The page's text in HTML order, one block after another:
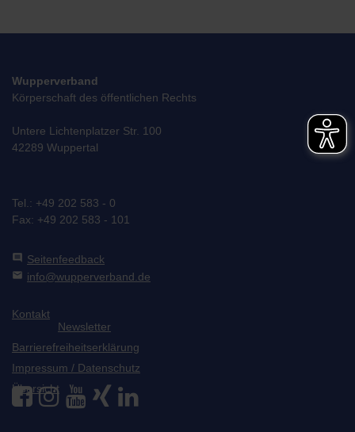
Wupperverband
Körperschaft des öffentlichen Rechts
Untere Lichtenplatzer Str. 100
42289 Wuppertal
Tel.: +49 202 583 - 0
Fax: +49 202 583 - 101
comment Seitenfeedback
mail info@wupperverband.de
Kontakt
Newsletter
Barrierefreiheitserklärung
Impressum / Datenschutz
Übersicht